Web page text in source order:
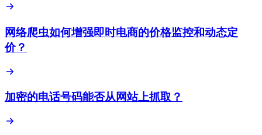
网络爬虫如何增强即时电商的价格监控和动态定
价？
加密的电话号码能否从网站上抓取？